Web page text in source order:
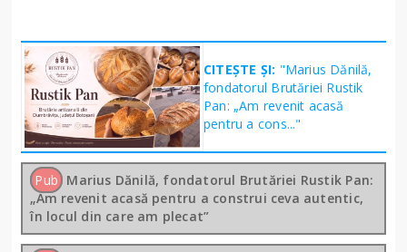
CITEȘTE ȘI: "Marius Dănilă,
fondatorul Brutăriei Rustik
Pan: „Am revenit acasă
pentru a cons..."
Pub Marius Dănilă, fondatorul Brutăriei Rustik Pan:
„Am revenit acasă pentru a construi ceva autentic,
în locul din care am plecat”